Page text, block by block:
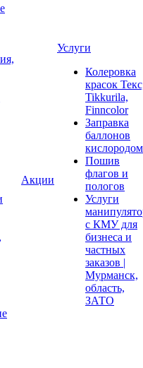
Акции
Услуги
Колеровка
красок
Tikkurila,
Finncolor
Заправка
баллонов
кислородом
Пошив
флагов и
пологов
Услуги
с КМУ для
бизнеса и
частных
заказов |
Мурманск,
область,
ЗАТО